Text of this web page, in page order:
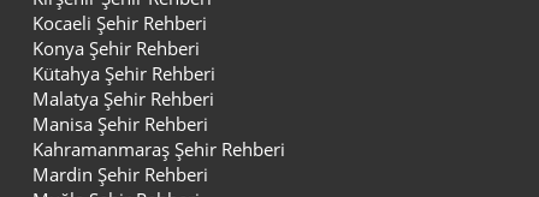
Kocaeli Şehir Rehberi
Konya Şehir Rehberi
Kütahya Şehir Rehberi
Malatya Şehir Rehberi
Manisa Şehir Rehberi
Kahramanmaraş Şehir Rehberi
Mardin Şehir Rehberi